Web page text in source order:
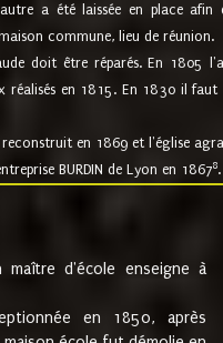
a été laissée en place
commune, lieu de réunion.
doit être réparés. En 1805
en 1815. En 1830 il
en 1869 et l'église
BURDIN de Lyon en 18678.
d'école enseigne à
en 1850, après